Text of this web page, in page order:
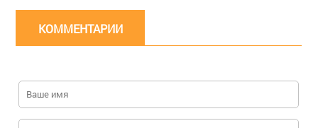
КОММЕНТАРИИ